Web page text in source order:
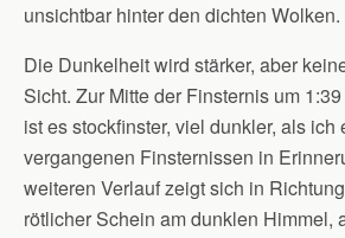
unsichtbar hinter den dichten Wolken.
Die Dunkelheit wird stärker, aber
Sicht. Zur Mitte der Finsternis um
ist es stockfinster, viel dunkler, als ich
vergangenen Finsternissen in
weiteren Verlauf zeigt sich in
rötlicher Schein am dunklen Himmel,